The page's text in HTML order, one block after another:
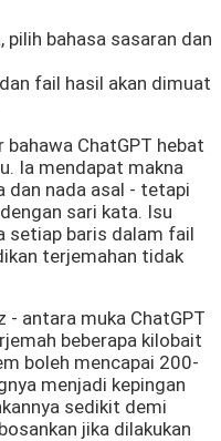
pilih bahasa sasaran dan
fail hasil akan dimuat
ChatGPT hebat
Ia mendapat makna
dan nada asal - tetapi
sari kata. Isu
setiap baris dalam fail
terjemahan tidak
- antara muka ChatGPT
beberapa kilobait
boleh mencapai 200-
menjadi kepingan
sedikit demi
jika dilakukan